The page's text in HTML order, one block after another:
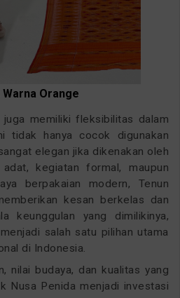
Orange
juga memiliki fleksibilitas dalam
tidak hanya cocok digunakan
elegan jika dikenakan oleh
kegiatan formal, maupun
berpakaian modern, Tenun
kesan berkelas dan
keunggulan yang dimilikinya,
salah satu pilihan utama
di Indonesia.
nilai budaya, dan kualitas yang
Nusa Penida menjadi investasi